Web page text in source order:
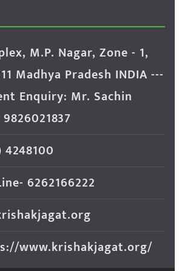
M.P. Nagar, Zone - 1,
Madhya Pradesh INDIA ---
Enquiry: Mr. Sachin
6262166222
www.krishakjagat.org/